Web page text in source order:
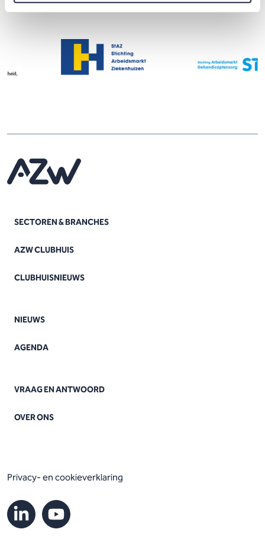
SECTOREN & BRANCHES
AZW CLUBHUIS
CLUBHUISNIEUWS
NIEUWS
AGENDA
VRAAG EN ANTWOORD
OVER ONS
Privacy- en cookieverklaring